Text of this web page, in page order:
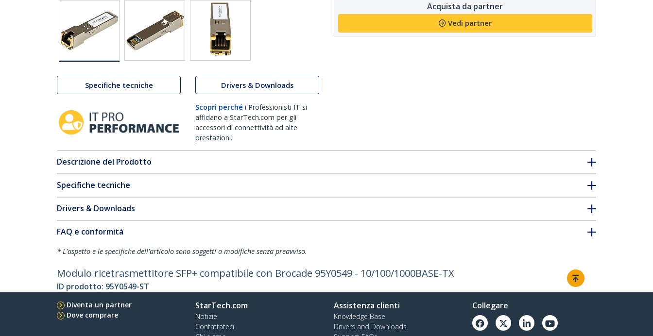
Specifiche tecniche Drivers & Downloads
Scopri perché i Professionisti IT si
affidano a StarTech.com per gli
accessori di connettività ad alte
prestazioni.
Acquista da partner
Vedi partner
Descrizione del Prodotto
Specifiche tecniche
Drivers & Downloads
FAQ e conformità
* L'aspetto e le specifiche dell'articolo sono soggetti a modifiche senza preavviso.
Modulo ricetrasmettitore SFP+ compatibile con Brocade 95Y0549 - 10/100/1000BASE-TX
ID prodotto: 95Y0549-ST
Diventa un partner
Dove comprare
StarTech.com
Notizie
Contattateci
Assistenza clienti
Knowledge Base
Drivers and Downloads
Collegare